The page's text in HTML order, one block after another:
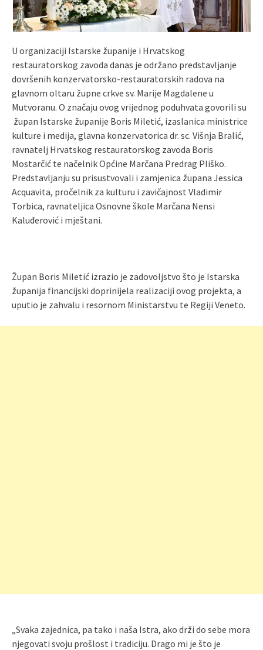
U organizaciji Istarske županije i Hrvatskog
restauratorskog zavoda danas je održano predstavljanje
dovršenih konzervatorsko-restauratorskih radova na
glavnom oltaru župne crkve sv. Marije Magdalene u
Mutvoranu. O značaju ovog vrijednog poduhvata govorili su
župan Istarske županije Boris Miletić, izaslanica ministrice
kulture i medija, glavna konzervatorica dr. sc. Višnja Bralić,
ravnatelj Hrvatskog restauratorskog zavoda Boris
Mostarčić te načelnik Općine Marčana Predrag Pliško.
Predstavljanju su prisustvovali i zamjenica župana Jessica
Acquavita, pročelnik za kulturu i zavičajnost Vladimir
Torbica, ravnateljica Osnovne škole Marčana Nensi
Kaluđerović i mještani.
Župan Boris Miletić izrazio je zadovoljstvo što je Istarska
županija financijski doprinijela realizaciji ovog projekta, a
uputio je zahvalu i resornom Ministarstvu te Regiji Veneto.
„Svaka zajednica, pa tako i naša Istra, ako drži do sebe mora
njegovati svoju prošlost i tradiciju. Drago mi je što je